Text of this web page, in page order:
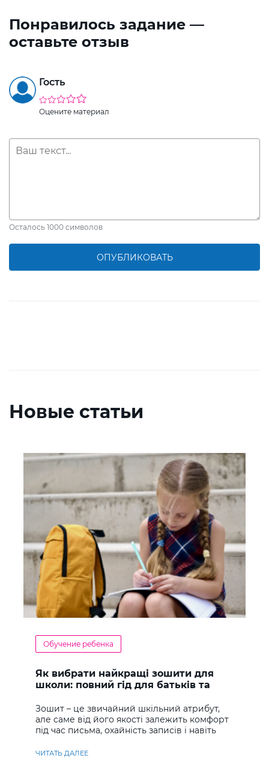
Понравилось задание —
оставьте отзыв
Гость
Оцените материал
Осталось 1000 символов
ОПУБЛИКОВАТЬ
Новые статьи
Обучение ребенка
Як вибрати найкращі зошити для
школи: повний гід для батьків та
Зошит – це звичайний шкільний атрибут,
але саме від його якості залежить комфорт
під час письма, охайність записів і навіть
ЧИТАТЬ ДАЛЕЕ